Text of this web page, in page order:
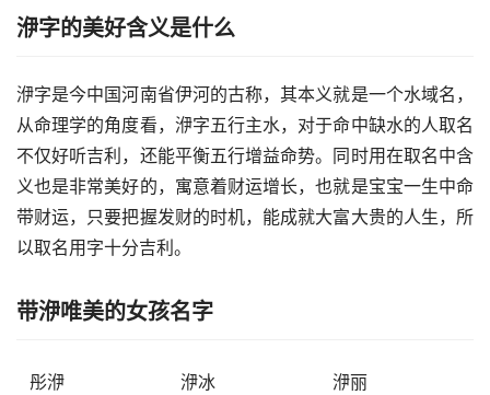
洢字的美好含义是什么
洢字是今中国河南省伊河的古称，其本义就是一个水域名，
从命理学的角度看，洢字五行主水，对于命中缺水的人取名
不仅好听吉利，还能平衡五行增益命势。同时用在取名中含
义也是非常美好的，寓意着财运增长，也就是宝宝一生中命
带财运，只要把握发财的时机，能成就大富大贵的人生，所
以取名用字十分吉利。
带洢唯美的女孩名字
彤洢 洢冰
洢丽